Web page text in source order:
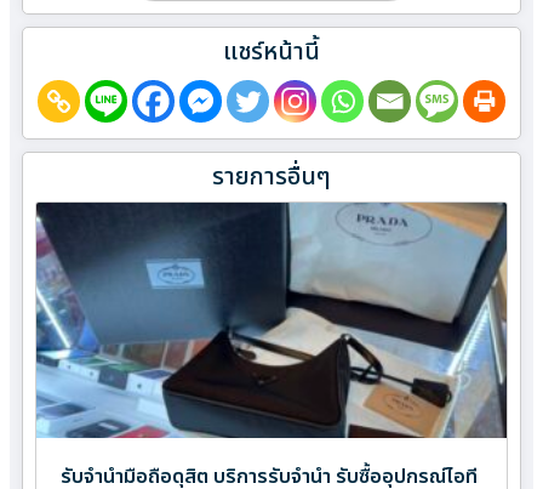
แชร์หน้านี้
รายการอื่นๆ
รับจำนำมือถือดุสิต บริการรับจำนำ รับซื้ออุปกรณ์ไอที